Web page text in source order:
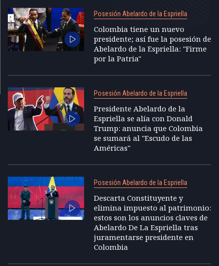
Posesión Abelardo de la Espriella
Colombia tiene un nuevo
presidente; así fue la posesión de
Abelardo de la Espriella: "Firme
por la Patria"
Posesión Abelardo de la Espriella
Presidente Abelardo de la
Espriella se alía con Donald
Trump: anuncia que Colombia
se sumará al "Escudo de las
Américas"
Posesión Abelardo de la Espriella
Descarta Constituyente y
elimina impuesto al patrimonio:
estos son los anuncios claves de
Abelardo De La Espriella tras
juramentarse presidente en
Colombia